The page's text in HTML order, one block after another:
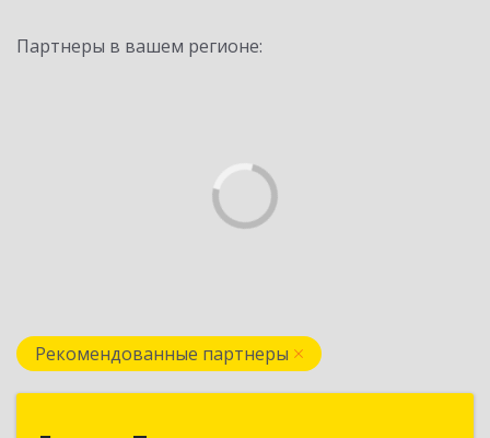
Партнеры в вашем регионе:
Рекомендованные партнеры